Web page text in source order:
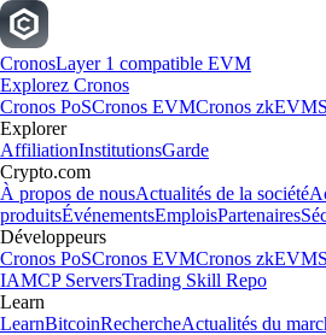
CronosLayer 1 compatible EVM
Explorez Cronos
Cronos PoSCronos EVMCronos zkEVM
Explorer
AffiliationInstitutionsGarde
Crypto.com
À propos de nousActualités de la société
produitsÉvénementsEmploisPartenaires
Développeurs
Cronos PoSCronos EVMCronos zkEVM
IAMCP ServersTrading Skill Repo
Learn
LearnBitcoinRechercheActualités du